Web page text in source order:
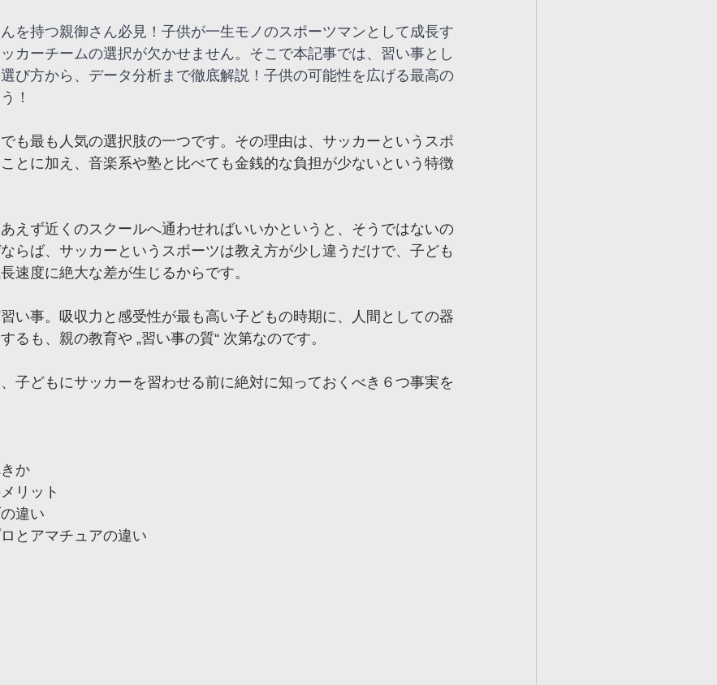
校 ヴェルツ太田校 ヴェルツ中央宇都宮校 ヴェルツ壬生校
を持つ親御さん必見！子供が一生モノのスポーツマンとして成長す
カーチームの選択が欠かせません。そこで本記事では、習い事とし
び方から、データ分析まで徹底解説！子供の可能性を広げる最高の
！
も最も人気の選択肢の一つです。その理由は、サッカーというスポ
とに加え、音楽系や塾と比べても金銭的な負担が少ないという特徴
えず近くのスクールへ通わせればいいかというと、そうではないの
らば、サッカーというスポーツは教え方が少し違うだけで、子ども
速度に絶大な差が生じるからです。
い事。吸収力と感受性が最も高い子どもの時期に、人間としての器
るも、親の教育や „習い事の質“ 次第なのです。
子どもにサッカーを習わせる前に絶対に知っておくべき６つ事実を
か
リット
違い
とアマチュアの違い